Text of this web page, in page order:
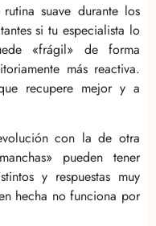
suave durante los
si tu especialista lo
«frágil» de forma
más reactiva.
recupere mejor y a
con la de otra
pueden tener
y respuestas muy
hecha no funciona por